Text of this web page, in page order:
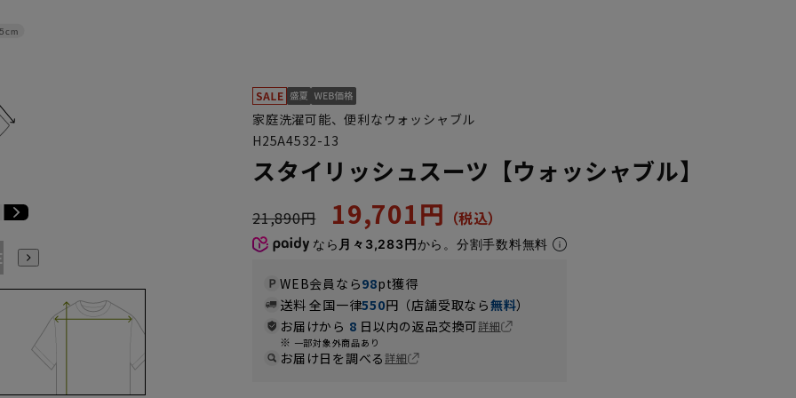
BE4 BE9 YA4 YA5 YA6 YA7 YA8 YA9
家庭洗濯可能、便利なウォッシャブル
H25A4532-13
スタイリッシュスーツ【ウォッシャブル】
21,890円 19,701円
なら 月々3,283円から。分割手数料無料
WEB会員なら98pt獲得
送料 全国一律550円（店舗受取なら無料）
お届けから 8 日以内の返品交換可詳細
一部対象外商品あり
お届け日を調べる詳細